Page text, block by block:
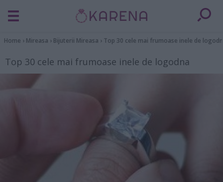
Home › Mireasa › Bijuterii Mireasa › Top 30 cele mai frumoase inele de
Top 30 cele mai frumoase inele de logodna